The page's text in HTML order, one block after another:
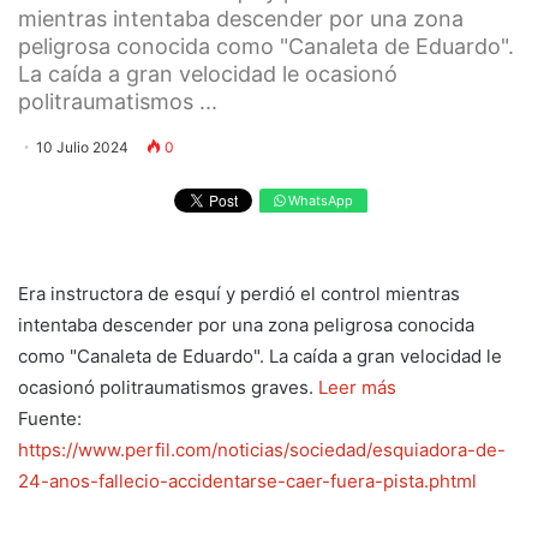
mientras intentaba descender por una zona
peligrosa conocida como "Canaleta de Eduardo".
La caída a gran velocidad le ocasionó
politraumatismos ...
10 Julio 2024 0
WhatsApp
Era instructora de esquí y perdió el control mientras
intentaba descender por una zona peligrosa conocida
como "Canaleta de Eduardo". La caída a gran velocidad le
ocasionó politraumatismos graves. Leer más
Fuente:
https://www.perfil.com/noticias/sociedad/esquiadora-de-
24-anos-fallecio-accidentarse-caer-fuera-pista.phtml